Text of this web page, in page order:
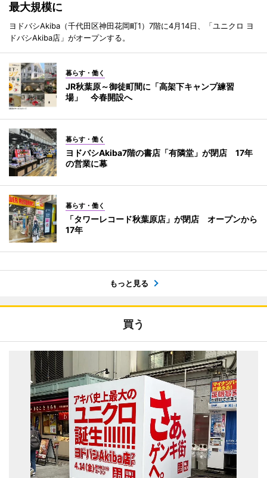
最大規模に
ヨドバシAkiba（千代田区神田花岡町1）7階に4月14日、「ユニクロ ヨ
ドバシAkiba店」がオープンする。
暮らす・働く
JR秋葉原～御徒町間に「高架下キャンプ練習
場」 今春開設へ
暮らす・働く
ヨドバシAkiba7階の書店「有隣堂」が閉店 17年
の営業に幕
暮らす・働く
「タワーレコード秋葉原店」が閉店 オープンから
17年
もっと見る
買う